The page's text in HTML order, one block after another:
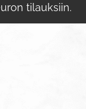
tilauksiin.